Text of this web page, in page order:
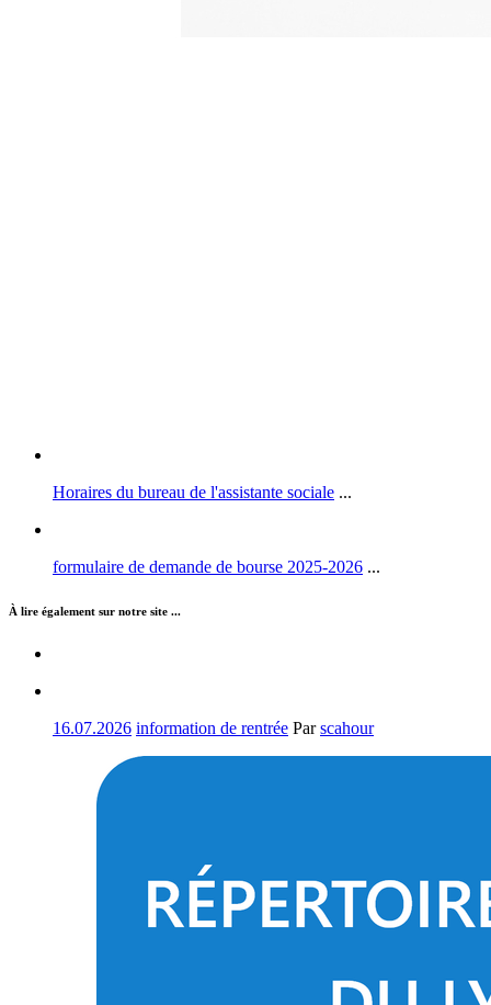
Horaires du bureau de l'assistante sociale ...
formulaire de demande de bourse 2025-2026 ...
À lire également sur notre site ...
16.07.2026 information de rentrée Parscahour